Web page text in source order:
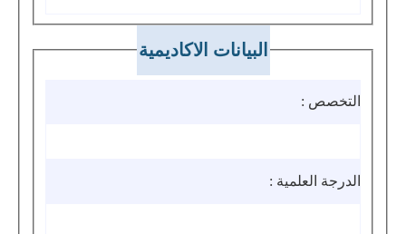
البيانات الاكاديمية
التخصص :
الدرجة العلمية :